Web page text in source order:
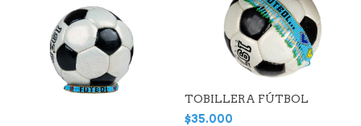
TOBILLERA FÚTBOL
$35.000